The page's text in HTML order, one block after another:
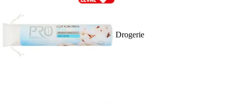
Drogerie